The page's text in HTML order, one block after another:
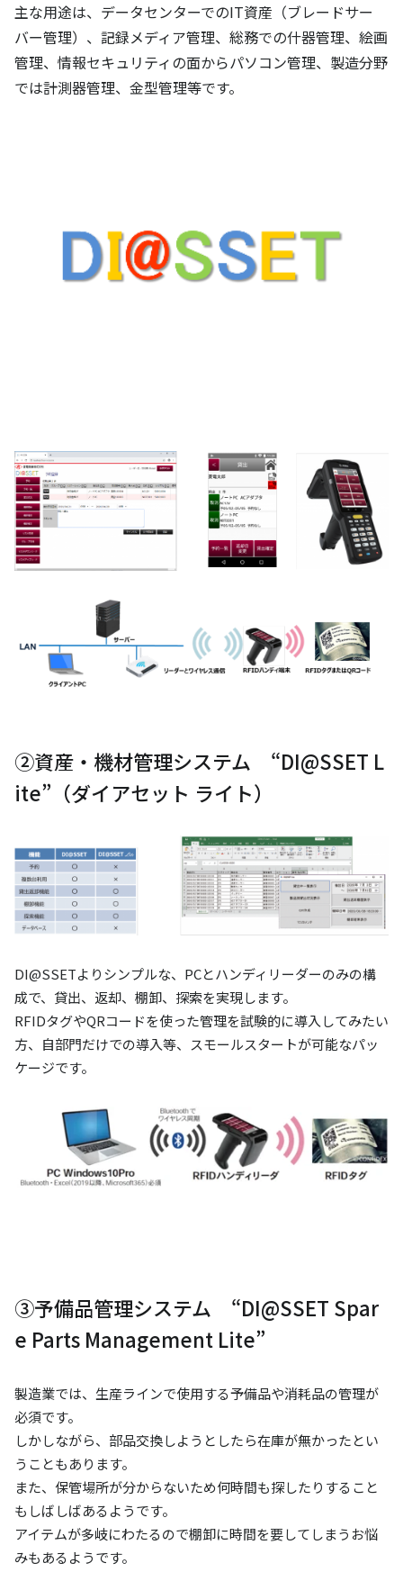
主な用途は、データセンターでのIT資産（ブレードサー
バー管理）、記録メディア管理、総務での什器管理、絵画
管理、情報セキュリティの面からパソコン管理、製造分野
では計測器管理、金型管理等です。
②資産・機材管理システム “DI@SSET L
ite”（ダイアセット ライト）
DI@SSETよりシンプルな、PCとハンディリーダーのみの構
成で、貸出、返却、棚卸、探索を実現します。
RFIDタグやQRコードを使った管理を試験的に導入してみたい
方、自部門だけでの導入等、スモールスタートが可能なパッ
ケージです。
③予備品管理システム “DI@SSET Spar
e Parts Management Lite”
製造業では、生産ラインで使用する予備品や消耗品の管理が
必須です。
しかしながら、部品交換しようとしたら在庫が無かったとい
うこともあります。
また、保管場所が分からないため何時間も探したりすること
もしばしばあるようです。
アイテムが多岐にわたるので棚卸に時間を要してしまうお悩
みもあるようです。